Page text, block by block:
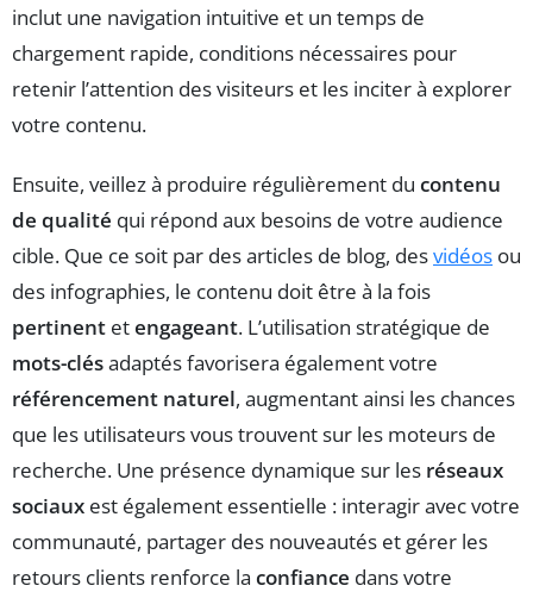
inclut une navigation intuitive et un temps de
chargement rapide, conditions nécessaires pour
retenir l’attention des visiteurs et les inciter à explorer
votre contenu.
Ensuite, veillez à produire régulièrement du contenu
de qualité qui répond aux besoins de votre audience
cible. Que ce soit par des articles de blog, desvidéos ou
des infographies, le contenu doit être à la fois
pertinent etengageant. L’utilisation stratégique de
mots-clésadaptés favorisera également votre
référencement naturel, augmentant ainsi les chances
que les utilisateurs vous trouvent sur les moteurs de
recherche. Une présence dynamique sur les réseaux
sociaux est également essentielle : interagir avec votre
communauté, partager des nouveautés et gérer les
retours clients renforce la confiance dans votre